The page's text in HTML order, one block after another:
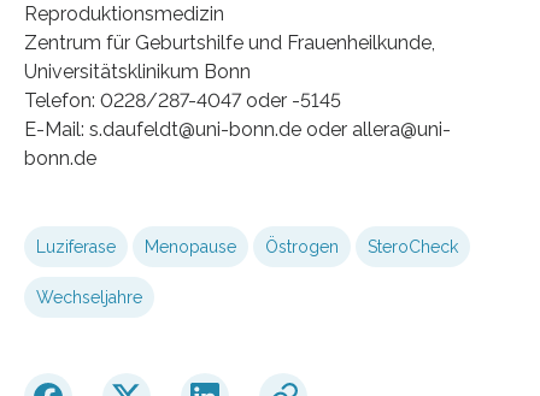
Reproduktionsmedizin
Zentrum für Geburtshilfe und Frauenheilkunde,
Universitätsklinikum Bonn
Telefon: 0228/287-4047 oder -5145
E-Mail: s.daufeldt@uni-bonn.de oder allera@uni-
bonn.de
Luziferase Menopause Östrogen SteroCheck
Wechseljahre